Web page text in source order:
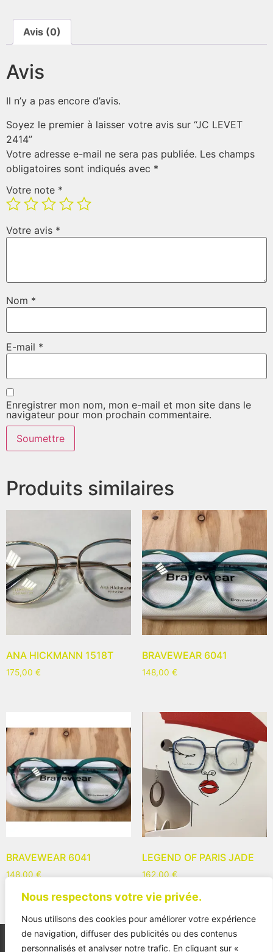
Nous respectons votre vie privée.
Nous utilisons des cookies pour améliorer votre expérience
de navigation, diffuser des publicités ou des contenus
personnalisés et analyser notre trafic. En cliquant sur «
Avis (0)
Avis
Il n’y a pas encore d’avis.
Soyez le premier à laisser votre avis sur “JC LEVET
2414”
Votre adresse e-mail ne sera pas publiée. Les champs
obligatoires sont indiqués avec *
Votre note *
Votre avis *
Nom *
E-mail *
Enregistrer mon nom, mon e-mail et mon site dans le
navigateur pour mon prochain commentaire.
Produits similaires
ANA HICKMANN 1518T
175,00 €
BRAVEWEAR 6041
148,00 €
BRAVEWEAR 6041
148,00 €
LEGEND OF PARIS JADE
162,00 €